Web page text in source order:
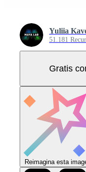
Yuliia
51.181
Gratis
Reimagina esta